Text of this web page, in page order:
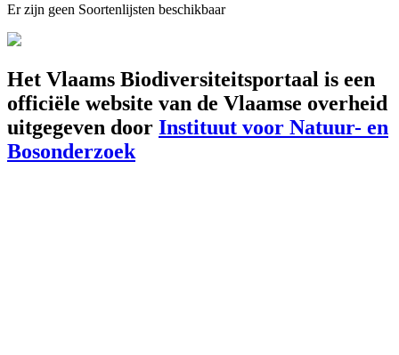
Er zijn geen Soortenlijsten beschikbaar
Het Vlaams Biodiversiteitsportaal is een
officiële website van de Vlaamse overheid
uitgegeven door Instituut voor Natuur- en
Bosonderzoek